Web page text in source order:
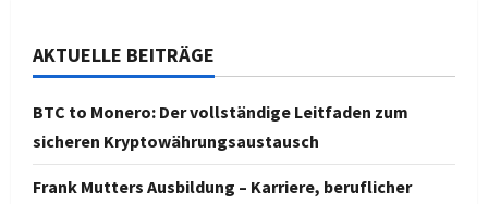
AKTUELLE BEITRÄGE
BTC to Monero: Der vollständige Leitfaden zum
sicheren Kryptowährungsaustausch
Frank Mutters Ausbildung – Karriere, beruflicher